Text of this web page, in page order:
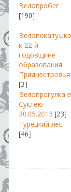
Велопробег
[190]
Велопокатушка
к 22-й
годовщине
образования
Приднестровья
[3]
Велопрогулка в
Суклею -
30.05.2013 [23]
Турецкий лес
[46]